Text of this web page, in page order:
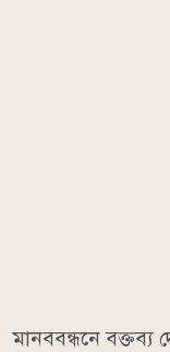
মানববন্ধনে বক্তব্য